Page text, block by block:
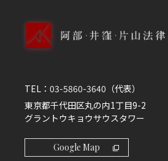
TEL： 03-5860-3640 （代表）
東京都千代田区丸の内1丁目9-2
グラントウキョウサウスタワー
Google Map